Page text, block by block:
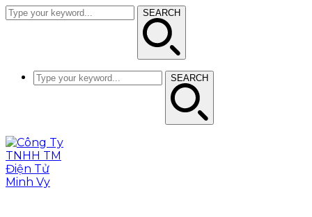
SEARCH
SEARCH